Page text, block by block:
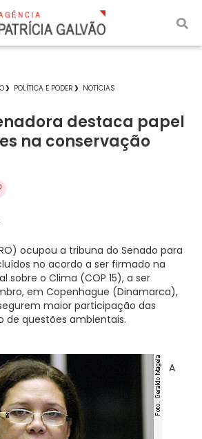
POLÍTICA E PODER NOTÍCIAS
destaca papel
na conservação
ocupou a tribuna do Senado para
no acordo a ser firmado na
sobre o Clima (COP 15), a ser
em Copenhague (Dinamarca),
maior participação das
de questões ambientais.
A